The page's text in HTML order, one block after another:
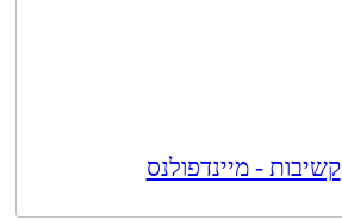
קשיבות - מיינדפולנס